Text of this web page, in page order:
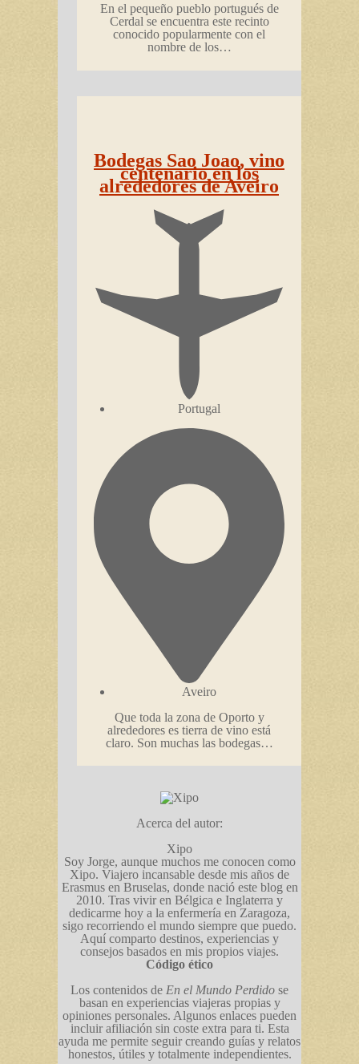
En el pequeño pueblo portugués de
Cerdal se encuentra este recinto
conocido popularmente con el
nombre de los…
Bodegas Sao Joao, vino
centenario en los
alrededores de Aveiro
Portugal
Aveiro
Que toda la zona de Oporto y
alrededores es tierra de vino está
claro. Son muchas las bodegas…
Acerca del autor:
Xipo
Soy Jorge, aunque muchos me conocen como
Xipo. Viajero incansable desde mis años de
Erasmus en Bruselas, donde nació este blog en
2010. Tras vivir en Bélgica e Inglaterra y
dedicarme hoy a la enfermería en Zaragoza,
sigo recorriendo el mundo siempre que puedo.
Aquí comparto destinos, experiencias y
consejos basados en mis propios viajes.
Código ético
Los contenidos de En el Mundo Perdido se
basan en experiencias viajeras propias y
opiniones personales. Algunos enlaces pueden
incluir afiliación sin coste extra para ti. Esta
ayuda me permite seguir creando guías y relatos
honestos, útiles y totalmente independientes.